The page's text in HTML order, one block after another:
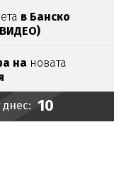
в Банско
на новата
10